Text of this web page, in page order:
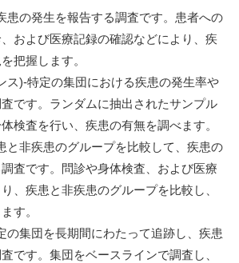
患の発生を報告する調査です。患者への
および医療記録の確認などにより、疾
把握します。
ス)-特定の集団における疾患の発生率や
です。ランダムに抽出されたサンプル
検査を行い、疾患の有無を調べます。
と非疾患のグループを比較して、疾患の
査です。問診や身体検査、および医療
、疾患と非疾患のグループを比較し、
す。
の集団を長期間にわたって追跡し、疾患
です。集団をベースラインで調査し、